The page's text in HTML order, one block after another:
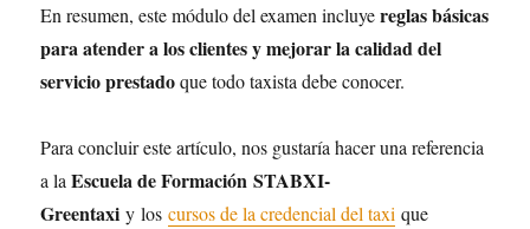
En resumen, este módulo del examen incluyereglas básicas
para atender a los clientes y mejorar la calidad del
servicio prestadoque todo taxista debe conocer.
Para concluir este artículo, nos gustaría hacer una referencia
a laEscuela de Formación STABXI-
Greentaxiy loscursos de la credencial del taxi que